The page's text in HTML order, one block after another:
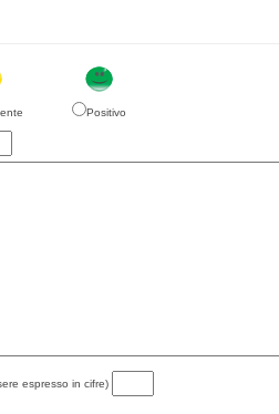
Positivo
espresso in cifre)